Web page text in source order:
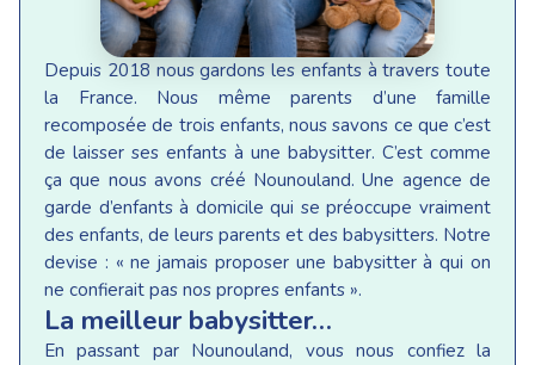
Depuis 2018 nous gardons les enfants à travers toute
la France. Nous même parents d’une famille
recomposée de trois enfants, nous savons ce que c’est
de laisser ses enfants à une babysitter. C’est comme
ça que nous avons créé Nounouland. Une agence de
garde d’enfants à domicile qui se préoccupe vraiment
des enfants, de leurs parents et des babysitters. Notre
devise : « ne jamais proposer une babysitter à qui on
ne confierait pas nos propres enfants ».
La meilleur babysitter…
En passant par Nounouland, vous nous confiez la